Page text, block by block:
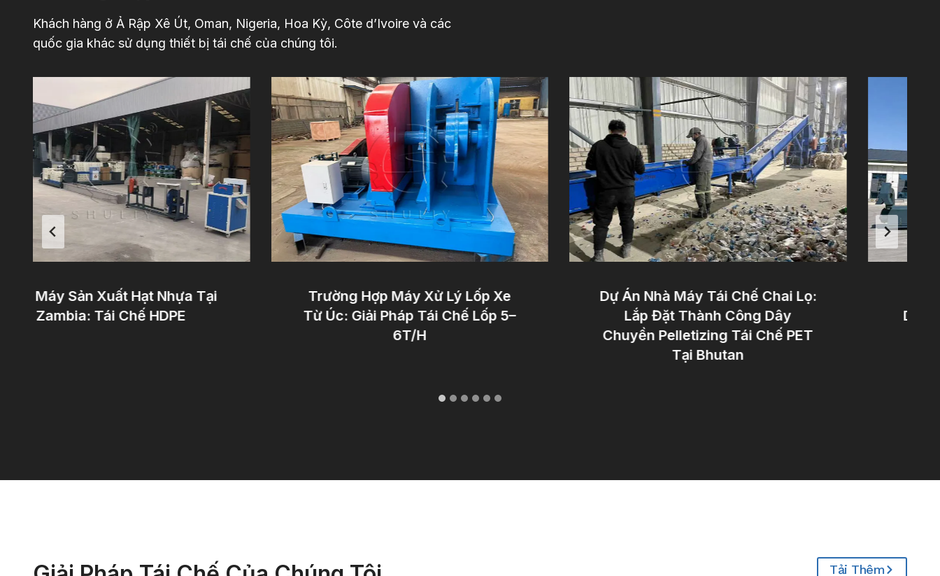
Khách hàng ở Ả Rập Xê Út, Oman, Nigeria, Hoa Kỳ, Côte d’Ivoire và các
quốc gia khác sử dụng thiết bị tái chế của chúng tôi.
Máy Sản Xuất Hạt Nhựa Tại
Zambia: Tái Chế HDPE
Trường Hợp Máy Xử Lý Lốp Xe
Từ Úc: Giải Pháp Tái Chế Lốp 5–
6T/H
Dự Án Nhà Máy Tái Chế Chai Lọ:
Lắp Đặt Thành Công Dây
Chuyền Pelletizing Tái Chế PET
Tại Bhutan
Dây
Tải Thêm